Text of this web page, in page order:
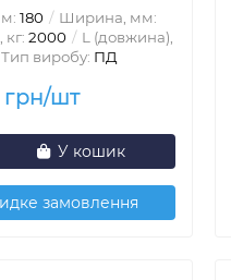
180
Ширина, мм:
кг: 2000
L (довжина),
Тип виробу: ПД
грн/шт
У кошик
замовлення